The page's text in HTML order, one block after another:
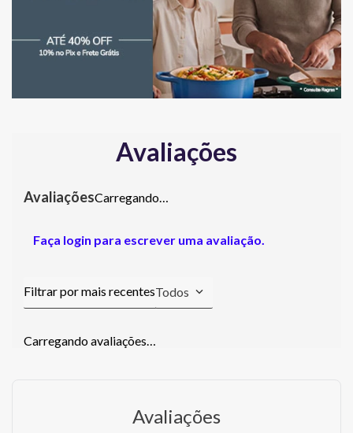
Avaliações
Carregando…
Faça login para escrever uma avaliação.
Todos
Carregando avaliações…
Avaliações